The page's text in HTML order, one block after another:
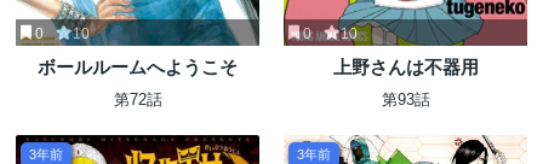
0 10
ボールルームへようこそ
第72話
0 10
上野さんは不器用
第93話
3年前 3年前